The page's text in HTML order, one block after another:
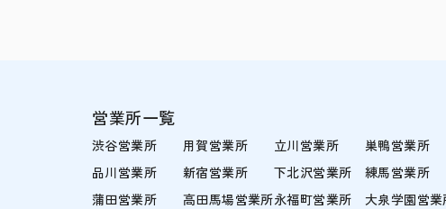
営業所一覧
渋谷営業所
品川営業所
蒲田営業所
用賀営業所
新宿営業所
高田馬場営業所
立川営業所
下北沢営業所
永福町営業所
巣鴨営業所
練馬営業所
大泉学園営業